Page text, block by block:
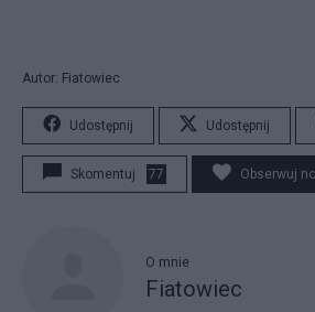
Autor: Fiatowiec
Udostępnij Udostępnij
Skomentuj 77 Obserwuj
O mnie
Fiatowiec